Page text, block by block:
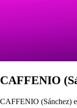
CAFFENIO
CAFFENIO (Sánchez)